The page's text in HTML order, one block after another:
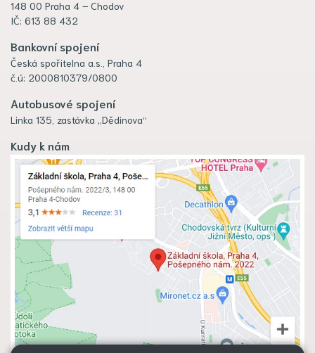
148 00 Praha 4 – Chodov
IČ: 613 88 432
Bankovní spojení
Česká spořitelna a.s., Praha 4
č.ú: 2000810379/0800
Autobusové spojení
Linka 135, zastávka „Dědinova“
Kudy k nám